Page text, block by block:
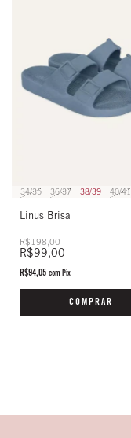
34/35 36/37 38/39 40/41
Linus Brisa
R$198,00
R$99,00
R$94,05 com Pix
COMPRAR